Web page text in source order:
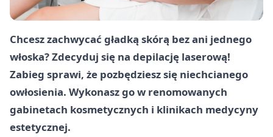
Chcesz zachwycać gładką skórą bez ani jednego
włoska? Zdecyduj się na depilację laserową!
Zabieg sprawi, że pozbędziesz się niechcianego
owłosienia. Wykonasz go w renomowanych
gabinetach kosmetycznych i klinikach medycyny
estetycznej.